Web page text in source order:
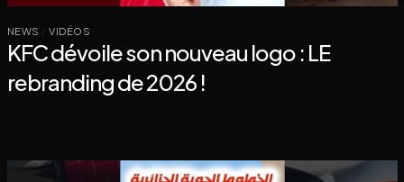
NEWS / VIDÉOS
KFC dévoile son nouveau logo : LE
rebranding de 2026 !